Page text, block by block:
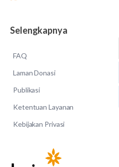
Selengkapnya
FAQ
Laman Donasi
Publikasi
Ketentuan Layanan
Kebijakan Privasi